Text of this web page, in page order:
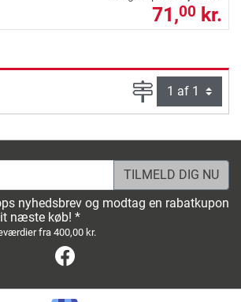
71,00 kr.
Side
nyhedsbrev og modtag en rabatkupon
næste køb! *
fra 400,00 kr.